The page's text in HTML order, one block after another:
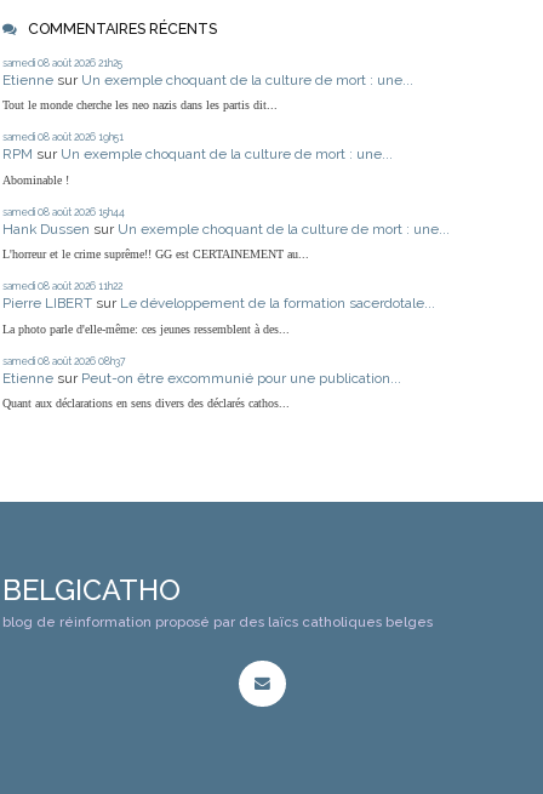
COMMENTAIRES RÉCENTS
samedi 08 août 2026 21h25
Etienne sur Un exemple choquant de la culture de mort : une...
Tout le monde cherche les neo nazis dans les partis dit...
samedi 08 août 2026 19h51
RPM sur Un exemple choquant de la culture de mort : une...
Abominable !
samedi 08 août 2026 15h44
Hank Dussen sur Un exemple choquant de la culture de mort : une...
L'horreur et le crime suprême!! GG est CERTAINEMENT au...
samedi 08 août 2026 11h22
Pierre LIBERT sur Le développement de la formation sacerdotale...
La photo parle d'elle-même: ces jeunes ressemblent à des...
samedi 08 août 2026 08h37
Etienne sur Peut-on être excommunié pour une publication...
Quant aux déclarations en sens divers des déclarés cathos...
BELGICATHO
blog de réinformation proposé par des laïcs catholiques belges